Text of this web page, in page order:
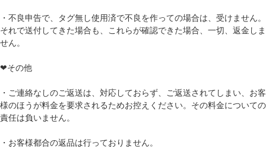
・不良申告で、タグ無し使用済で不良を作っての場合は、受けません。
それで送付してきた場合も、これらが確認できた場合、一切、返金しま
せん。
❤その他
・ご連絡なしのご返送は、対応しておらず、ご返送されてしまい、お客
様のほうが料金を要求されるためお控えください。その料金についての
責任は負いません。
・お客様都合の返品は行っておりません。